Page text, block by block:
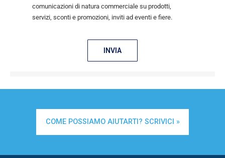
comunicazioni di natura commerciale su prodotti,
servizi, sconti e promozioni, inviti ad eventi e fiere.
INVIA
COME POSSIAMO AIUTARTI? SCRIVICI »